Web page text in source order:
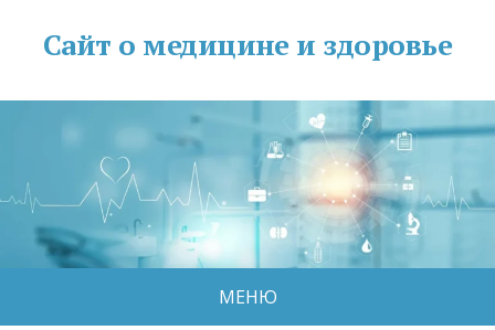
Сайт о медицине и здоровье
МЕНЮ